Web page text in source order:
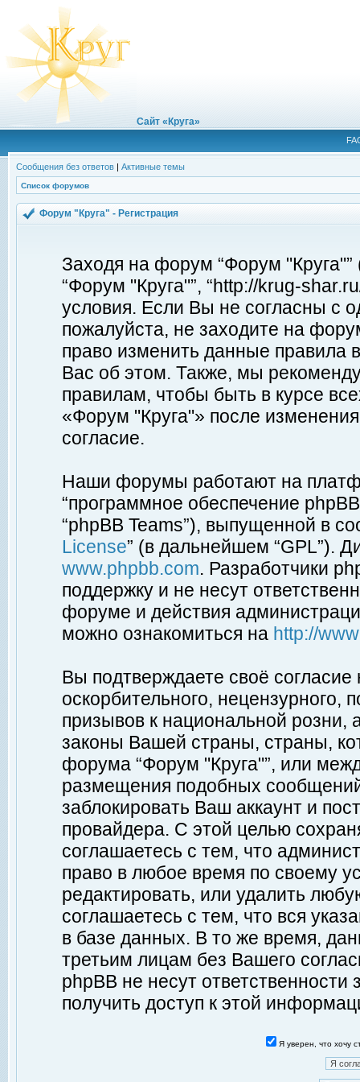
Сайт «Круга»
Сообщения без ответов | Активные темы
Список форумов
Форум "Круга" - Регистрация
Заходя на форум “Форум
“Форум "Круга"”, “http://krug-
условия. Если Вы не согласны с
пожалуйста, не заходите на
право изменить данные правила
Вас об этом. Также, мы
правилам, чтобы быть в курсе
«Форум "Круга"» после
согласие.
Наши форумы работают на
“программное обеспечение
“phpBB Teams”), выпущенной в
License” (в дальнейшем “GPL”).
www.phpbb.com. Разработчики
поддержку и не несут
форуме и действия
можно ознакомиться на http://
Вы подтверждаете своё
оскорбительного, нецензурного,
призывов к национальной
законы Вашей страны, страны,
форума “Форум "Круга"”, или
размещения подобных
заблокировать Ваш аккаунт и
провайдера. С этой целью
соглашаетесь с тем, что
право в любое время по своему
редактировать, или удалить
соглашаетесь с тем, что вся
в базе данных. В то же время,
третьим лицам без Вашего
phpBB не несут ответственности
получить доступ к этой
Я уверен, что хочу